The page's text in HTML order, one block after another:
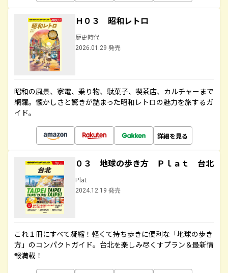
Ｈ０３ 昭和レトロ
歴史時代
2026.01.29 発売
昭和の風景、家電、乗り物、駄菓子、喫茶店、カルチャーまで
網羅。懐かしさと驚きが詰まった昭和レトロの魅力を旅するガ
イド。
詳細を見る
０３ 地球の歩き方 Ｐｌａｔ 台北
Plat
2024.12.19 発売
これ１冊にすべて凝縮！軽くて持ち歩きに便利な「地球の歩き
方」のコンパクトガイド。台北を楽しみ尽くすプラン＆最新情
報満載！